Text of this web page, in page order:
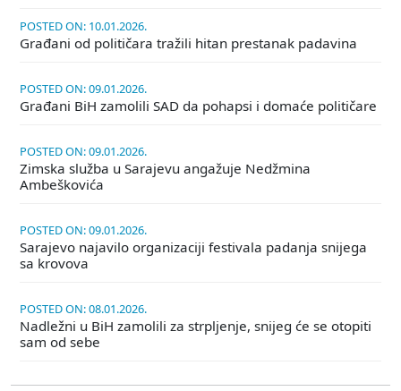
POSTED ON: 10.01.2026.
Građani od političara tražili hitan prestanak padavina
POSTED ON: 09.01.2026.
Građani BiH zamolili SAD da pohapsi i domaće političare
POSTED ON: 09.01.2026.
Zimska služba u Sarajevu angažuje Nedžmina
Ambeškovića
POSTED ON: 09.01.2026.
Sarajevo najavilo organizaciji festivala padanja snijega
sa krovova
POSTED ON: 08.01.2026.
Nadležni u BiH zamolili za strpljenje, snijeg će se otopiti
sam od sebe